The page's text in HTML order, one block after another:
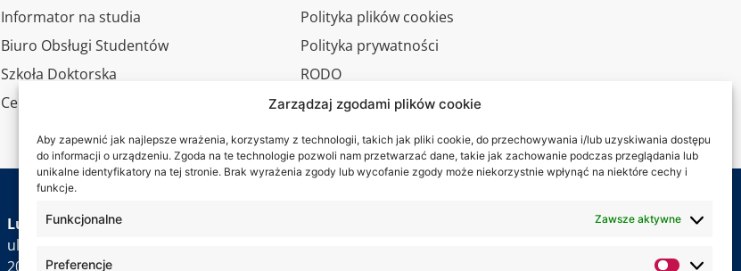
Zarządzaj zgodami plików cookie
Aby zapewnić jak najlepsze wrażenia, korzystamy z technologii, takich jak pliki cookie, do przechowywania i/lub uzyskiwania dostępu
do informacji o urządzeniu. Zgoda na te technologie pozwoli nam przetwarzać dane, takie jak zachowanie podczas przeglądania lub
unikalne identyfikatory na tej stronie. Brak wyrażenia zgody lub wycofanie zgody może niekorzystnie wpłynąć na niektóre cechy i
funkcje.
Funkcjonalne Zawsze aktywne
Preferencje
Informator na studia
Biuro Obsługi Studentów
Szkoła Doktorska
Centrum Studiów Podyplomowych
Polityka plików cookies
Polityka prywatności
RODO
Wirtualny spacer
Kontakt
Lubelska Akademia WSEI
ul. Projektowa 4
20-209 Lublin